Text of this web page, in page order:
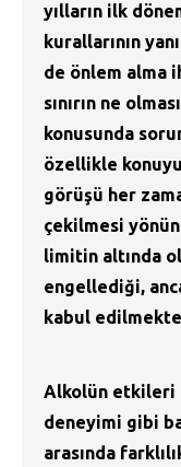
yılların ilk
kurallarının
de önlem alma
sınırın ne
konusunda
özellikle
görüşü her
çekilmesi
limitin altında
engellediği,
kabul
Alkolün etkileri
deneyimi gibi
arasında